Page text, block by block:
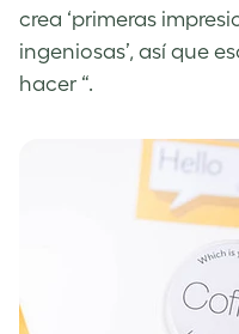
crea ‘primeras
ingeniosas’, así que
hacer “.